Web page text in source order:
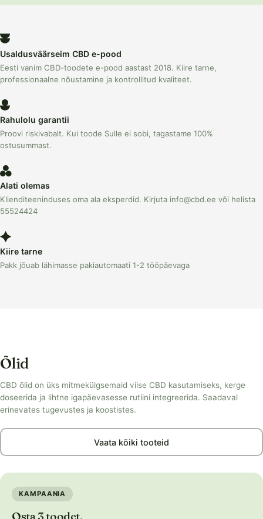
Usaldusväärseim CBD e-pood
Eesti vanim CBD-toodete e-pood aastast 2018. Kiire tarne,
professionaalne nõustamine ja kontrollitud kvaliteet.
Rahulolu garantii
Proovi riskivabalt. Kui toode Sulle ei sobi, tagastame 100%
ostusummast.
Alati olemas
Klienditeeninduses oma ala eksperdid. Kirjuta info@cbd.ee või helista
55524424
Kiire tarne
Pakk jõuab lähimasse pakiautomaati 1-2 tööpäevaga
Õlid
CBD õlid on üks mitmekülgsemaid viise CBD kasutamiseks, kerge
doseerida ja lihtne igapäevasesse rutiini integreerida. Saadaval
erinevates tugevustes ja koostistes.
Vaata kõiki tooteid
KAMPAANIA